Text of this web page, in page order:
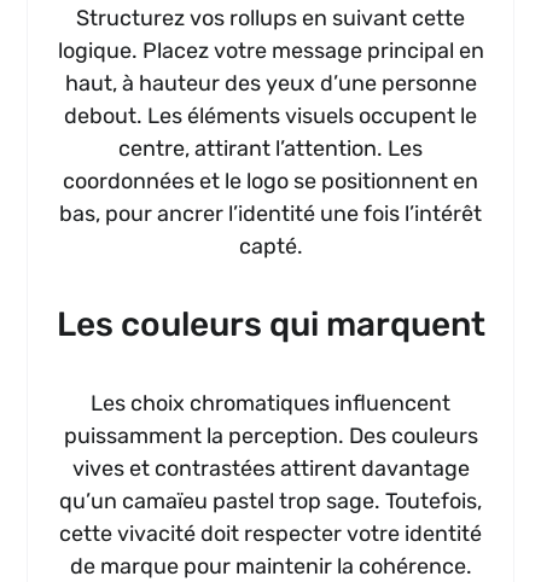
Structurez vos rollups en suivant cette
logique. Placez votre message principal en
haut, à hauteur des yeux d’une personne
debout. Les éléments visuels occupent le
centre, attirant l’attention. Les
coordonnées et le logo se positionnent en
bas, pour ancrer l’identité une fois l’intérêt
capté.
Les couleurs qui marquent
Les choix chromatiques influencent
puissamment la perception. Des couleurs
vives et contrastées attirent davantage
qu’un camaïeu pastel trop sage. Toutefois,
cette vivacité doit respecter votre identité
de marque pour maintenir la cohérence.